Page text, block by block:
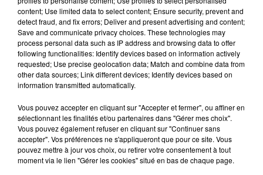
3 août 2026
Gagnez vos pass de 2h à Calicéo !
24 juillet 2026
Gagnez votre bon d'achat d'une valeur de 50€ avec
Mystic Ambre !
content; Use limited data to select content; Ensure security, prevent and
detect fraud, and fix errors; Deliver and present advertising and content;
Save and communicate privacy choices. These technologies may
process personal data such as IP address and browsing data to offer
following functionalities: Identify devices based on information actively
requested; Use precise geolocation data; Match and combine data from
other data sources; Link different devices; Identify devices based on
information transmitted automatically.
Vous pouvez accepter en cliquant sur "Accepter et fermer", ou affiner en
sélectionnant les finalités et/ou partenaires dans "Gérer mes choix".
Vous pouvez également refuser en cliquant sur "Continuer sans
accepter". Vos préférences ne s'appliqueront que pour ce site. Vous
pouvez mettre à jour vos choix, ou retirer votre consentement à tout
moment via le lien "Gérer les cookies" situé en bas de chaque page.